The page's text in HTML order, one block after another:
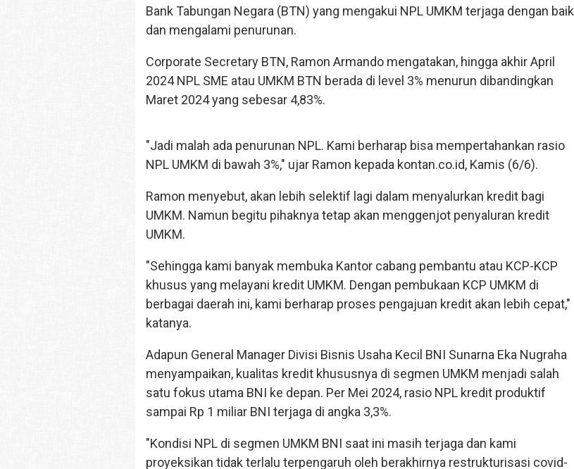
Bank Tabungan Negara (BTN) yang mengakui NPL UMKM terjaga dengan baik
dan mengalami penurunan.
Corporate Secretary BTN, Ramon Armando mengatakan, hingga akhir April
2024 NPL SME atau UMKM BTN berada di level 3% menurun dibandingkan
Maret 2024 yang sebesar 4,83%.
"Jadi malah ada penurunan NPL. Kami berharap bisa mempertahankan rasio
NPL UMKM di bawah 3%," ujar Ramon kepada kontan.co.id, Kamis (6/6).
Ramon menyebut, akan lebih selektif lagi dalam menyalurkan kredit bagi
UMKM. Namun begitu pihaknya tetap akan menggenjot penyaluran kredit
UMKM.
"Sehingga kami banyak membuka Kantor cabang pembantu atau KCP-KCP
khusus yang melayani kredit UMKM. Dengan pembukaan KCP UMKM di
berbagai daerah ini, kami berharap proses pengajuan kredit akan lebih cepat,"
katanya.
Adapun General Manager Divisi Bisnis Usaha Kecil BNI Sunarna Eka Nugraha
menyampaikan, kualitas kredit khususnya di segmen UMKM menjadi salah
satu fokus utama BNI ke depan. Per Mei 2024, rasio NPL kredit produktif
sampai Rp 1 miliar BNI terjaga di angka 3,3%.
"Kondisi NPL di segmen UMKM BNI saat ini masih terjaga dan kami
proyeksikan tidak terlalu terpengaruh oleh berakhirnya restrukturisasi covid-